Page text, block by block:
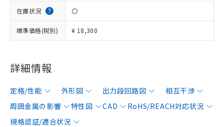
在庫状況 〇
標準価格(税別) ¥ 18,300
詳細情報
定格/性能 外形図 出力段回路図
相互干渉
周囲金属の影響
特性図 CAD
RoHS/REACH対応状況
規格認証/適合状況